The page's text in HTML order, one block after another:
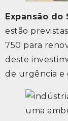
Expansão do
estão
750 para
deste
de urgência e